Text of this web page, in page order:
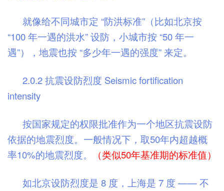
就像给不同城市定 “防洪标准”（比如北京按
“100 年一遇的洪水” 设防，小城市按 “50 年一
遇”），地震也按 “多少年一遇的强度” 来定。
2.0.2 抗震设防烈度 Seismic fortification
intensity
按国家规定的权限批准作为一个地区抗震设防
依据的地震烈度。一般情况下，取50年内超越概
率10%的地震烈度。
（类似50年基准期的标准值）
如北京设防烈度是 8 度，上海是 7 度 —— 不